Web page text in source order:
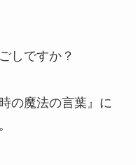
しですか？
の魔法の言葉』に